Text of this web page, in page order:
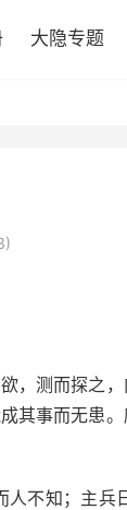
大隐专题
)
，测而探之
其事而无患
人不知；主兵